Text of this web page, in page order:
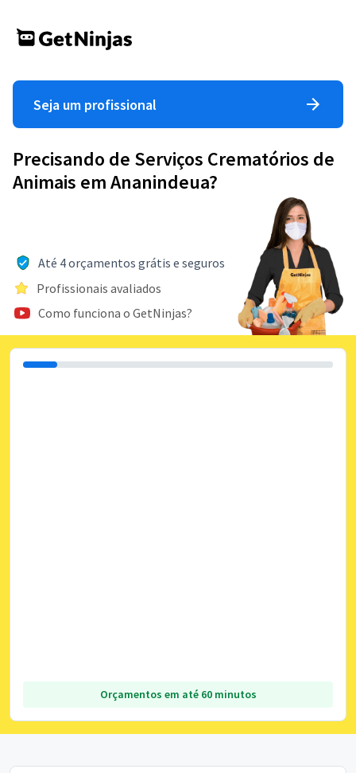
Seja um profissional
Precisando de Serviços Crematórios de
Animais em Ananindeua?
Até 4 orçamentos grátis e seguros
Profissionais avaliados
Como funciona o GetNinjas?
Orçamentos em até 60 minutos